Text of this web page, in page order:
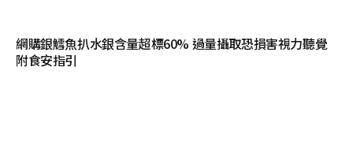
網購銀鱈魚扒水銀含量超標60% 過量攝取恐損害視力聽覺
附食安指引